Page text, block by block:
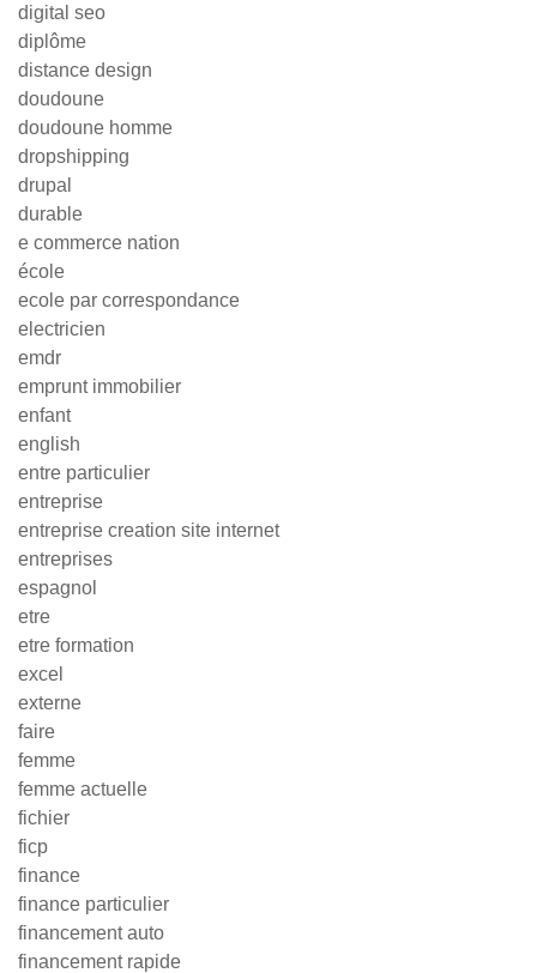
digital seo
diplôme
distance design
doudoune
doudoune homme
dropshipping
drupal
durable
e commerce nation
école
ecole par correspondance
electricien
emdr
emprunt immobilier
enfant
english
entre particulier
entreprise
entreprise creation site internet
entreprises
espagnol
etre
etre formation
excel
externe
faire
femme
femme actuelle
fichier
ficp
finance
finance particulier
financement auto
financement rapide